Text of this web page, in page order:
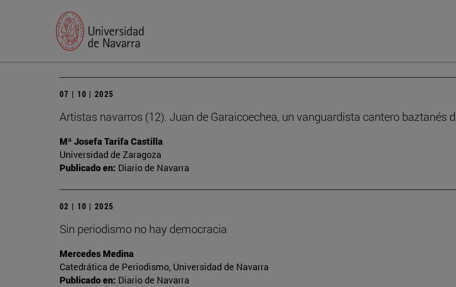
07 | 10 | 2025
Artistas navarros (12). Juan de Garaicoechea, un vanguardista cantero baztanés
Mª Josefa Tarifa Castilla
Universidad de Zaragoza
Publicado en: Diario de Navarra
02 | 10 | 2025
Sin periodismo no hay democracia
Mercedes Medina
Catedrática de Periodismo, Universidad de Navarra
Publicado en: Diario de Navarra